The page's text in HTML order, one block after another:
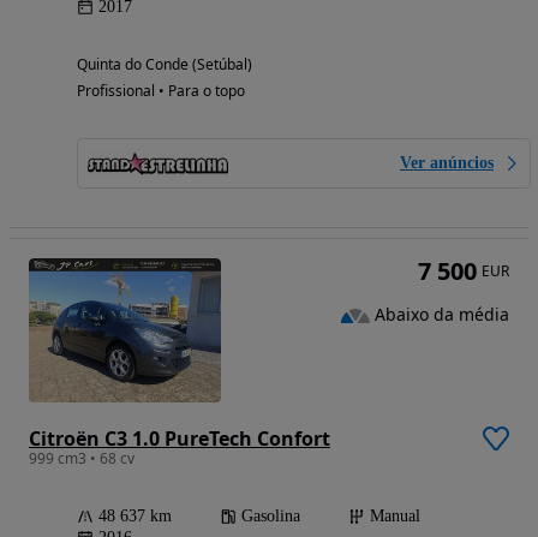
2017
Quinta do Conde (Setúbal)
Profissional • Para o topo
Ver anúncios
Citroën C3 1.0 PureTech Confort
999 cm3 • 68 cv
48 637 km Gasolina
Manual
7 500 EUR
Abaixo da média